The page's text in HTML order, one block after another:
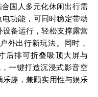
国人多元化休闲出行需
功能，可同时稳定带动
备运行，轻松支撑露营
外出行新玩法。同时，
后排可折叠吸顶大屏与
一键打造沉浸式影音空
趣，兼顾实用性与娱乐